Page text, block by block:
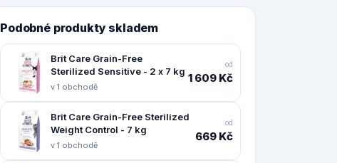
Podobné produkty skladem
Brit Care Grain-Free
Sterilized Sensitive - 2 x 7 kg
v 1 obchodě
od
1 609 Kč
Brit Care Grain-Free Sterilized
Weight Control - 7 kg
v 1 obchodě
od
669 Kč